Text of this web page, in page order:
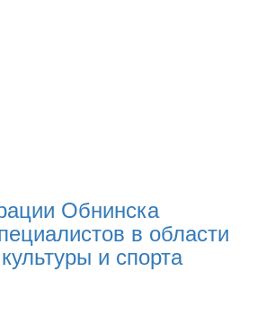
Обнинска
в области
и спорта